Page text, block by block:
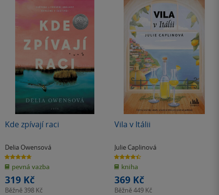
Kde zpívají raci
Delia Owensová
4.7
z
5
hvězdiček
pevná vazba
319 Kč
Běžně 398 Kč
Vila v Itálii
Julie Caplinová
4.5
z
5
hvězdiček
kniha
369 Kč
Běžně449 Kč